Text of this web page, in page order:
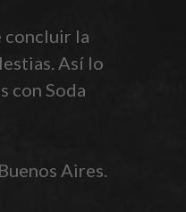
concluir la
Así lo
con Soda
Aires.